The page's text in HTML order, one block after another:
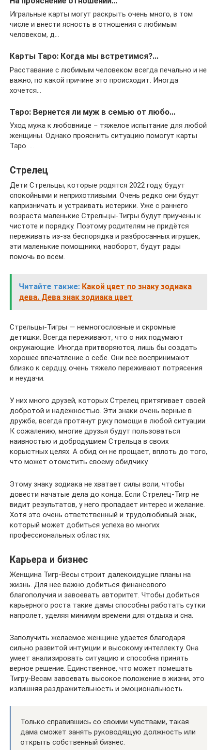
Игральные карты могут раскрыть очень много, в том
числе и внести ясность в отношения с любимым
человеком, д…
Карты Таро: Когда мы встретимся?…
Расставание с любимым человеком всегда печально и не
важно, по какой причине это происходит. Иногда
хочется…
Таро: Вернется ли муж в семью от любо…
Уход мужа к любовнице – тяжелое испытание для любой
женщины. Однако прояснить ситуацию помогут карты
Таро. …
Стрелец
Дети Стрельцы, которые родятся 2022 году, будут
спокойными и неприхотливыми. Очень редко они будут
капризничать и устраивать истерики. Уже с раннего
возраста маленькие Стрельцы-Тигры будут приучены к
чистоте и порядку. Поэтому родителям не придётся
переживать из-за беспорядка и разбросанных игрушек,
эти маленькие помощники, наоборот, будут рады
помочь во всём.
Читайте также: Какой цвет по знаку зодиака
дева. Дева знак зодиака цвет
Стрельцы-Тигры — немногословные и скромные
детишки. Всегда переживают, что о них подумают
окружающие. Иногда притворяются, лишь бы создать
хорошее впечатление о себе. Они всё воспринимают
близко к сердцу, очень тяжело переживают потрясения
и неудачи.
У них много друзей, которых Стрелец притягивает своей
добротой и надёжностью. Эти знаки очень верные в
дружбе, всегда протянут руку помощи в любой ситуации.
К сожалению, многие друзья будут пользоваться
наивностью и добродушием Стрельца в своих
корыстных целях. А обид он не прощает, вплоть до того,
что может отомстить своему обидчику.
Этому знаку зодиака не хватает силы воли, чтобы
довести начатые дела до конца. Если Стрелец-Тигр не
видит результатов, у него пропадает интерес и желание.
Хотя это очень ответственный и трудолюбивый знак,
который может добиться успеха во многих
профессиональных областях.
Карьера и бизнес
Женщина Тигр-Весы строит далекоидущие планы на
жизнь. Для нее важно добиться финансового
благополучия и завоевать авторитет. Чтобы добиться
карьерного роста такие дамы способны работать сутки
напролет, уделяя минимум времени для отдыха и сна.
Заполучить желаемое женщине удается благодаря
сильно развитой интуиции и высокому интеллекту. Она
умеет анализировать ситуацию и способна принять
верное решение. Единственное, что может помешать
Тигру-Весам завоевать высокое положение в жизни, это
излишняя раздражительность и эмоциональность.
Только справившись со своими чувствами, такая
дама сможет занять руководящую должность или
открыть собственный бизнес.